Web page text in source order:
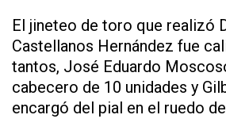
El jineteo de toro que realizó
Castellanos Hernández fue
tantos, José Eduardo
cabecero de 10 unidades y
encargó del pial en el ruedo